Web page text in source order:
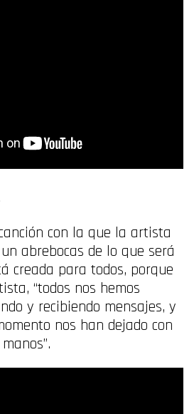
con la que la artista
abrebocas de lo que será
creada para todos, porque
“todos nos hemos
y recibiendo mensajes, y
nos han dejado con